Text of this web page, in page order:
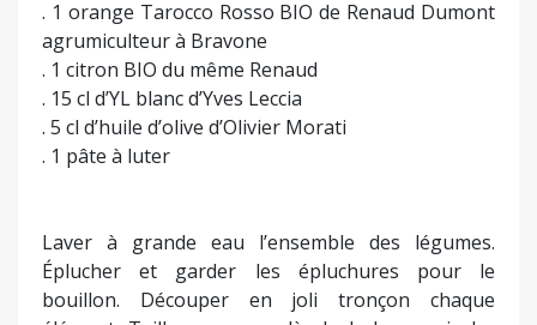
. 1 orange Tarocco Rosso BIO de Renaud Dumont
agrumiculteur à Bravone
. 1 citron BIO du même Renaud
. 15 cl d’YL blanc d’Yves Leccia
. 5 cl d’huile d’olive d’Olivier Morati
. 1 pâte à luter
Laver à grande eau l’ensemble des légumes.
Éplucher et garder les épluchures pour le
bouillon. Découper en joli tronçon chaque